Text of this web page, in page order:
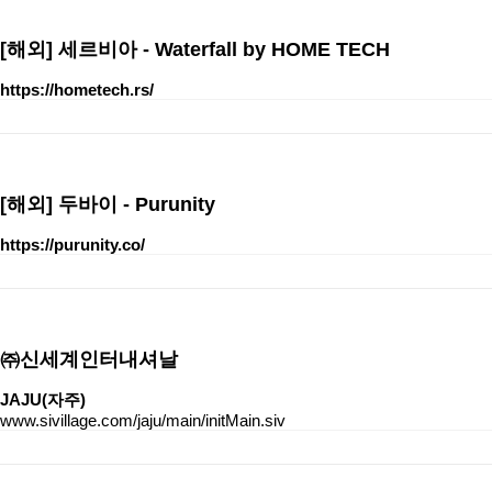
[해외] 세르비아 - Waterfall by HOME TECH
https://hometech.rs/
[해외] 두바이 - Purunity
https://purunity.co/
㈜신세계인터내셔날
JAJU(자주)
www.sivillage.com/jaju/main/initMain.siv